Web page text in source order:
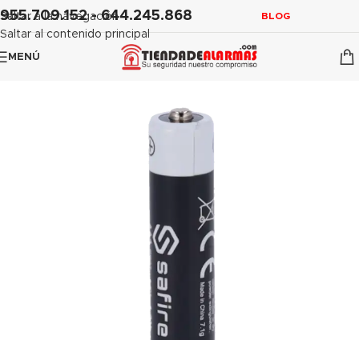
contenido
Saltar a la navegación
Saltar al contenido principal
955.709.152 - 644.245.868 BLOG
MENÚ